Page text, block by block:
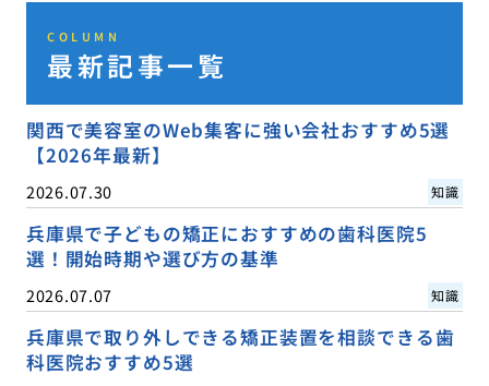
COLUMN
最新記事一覧
関西で美容室のWeb集客に強い会社おすすめ5選
【2026年最新】
2026.07.30 知識
兵庫県で子どもの矯正におすすめの歯科医院5
選！開始時期や選び方の基準
2026.07.07 知識
兵庫県で取り外しできる矯正装置を相談できる歯
科医院おすすめ5選